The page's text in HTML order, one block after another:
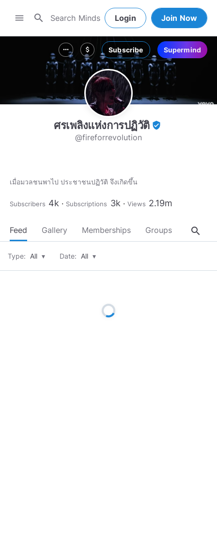
menu search Login Join Now
more_horiz attach_money Subscribe Supermind
ศรเพลิงแห่งการปฏิวัติ verified_user
@fireforrevolution
เมื่อมวลชนพาไป ประชาชนปฏิวัติ จึงเกิดขึ้น
Subscribers 4k Subscriptions 3k Views 2.19m
Feed Gallery Memberships Groups About
search
Type: All ▾ Date: All ▾